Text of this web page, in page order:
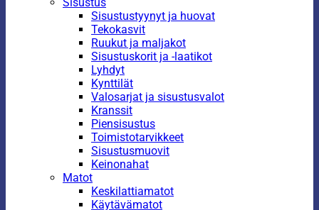
Sisustustyynyt ja huovat
Tekokasvit
Ruukut ja maljakot
Sisustuskorit ja -laatikot
Lyhdyt
Kynttilät
Valosarjat ja sisustusvalot
Kranssit
Piensisustus
Toimistotarvikkeet
Sisustusmuovit
Keinonahat
Matot
Keskilattiamatot
Käytävämatot